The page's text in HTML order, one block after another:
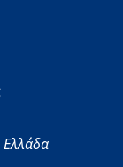
Ελλάδα